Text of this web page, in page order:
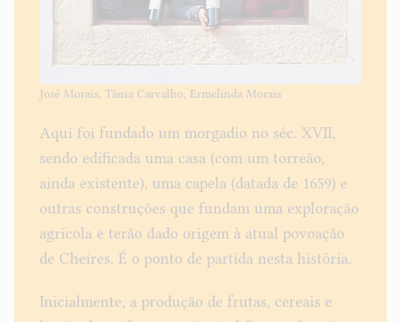
José Morais, Tânia Carvalho, Ermelinda Morais
Aqui foi fundado um morgadio no séc. XVII,
sendo edificada uma casa (com um torreão,
ainda existente), uma capela (datada de 1659) e
outras construções que fundam uma exploração
agrícola e terão dado origem à atual povoação
de Cheires. É o ponto de partida nesta história.
Inicialmente, a produção de frutas, cereais e